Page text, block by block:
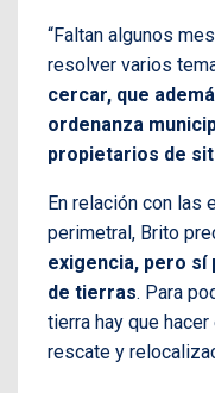
“Faltan algunos
resolver varios
cercar, que
ordenanza
propietarios de
En relación con las
perimetral, Brito
exigencia, pero sí
de tierras. Para
tierra hay que
rescate y